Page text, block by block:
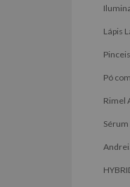
Lápis
Pó
Rimel